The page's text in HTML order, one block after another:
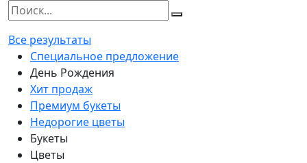
Все результаты
Специальное предложение
День Рождения
Хит продаж
Премиум букеты
Недорогие цветы
Букеты
Цветы